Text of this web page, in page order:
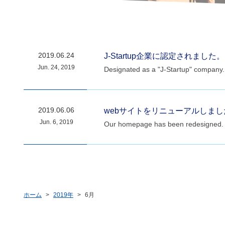
2019.06.24
Jun. 24, 2019
J-Startup企業に認定されました。
Designated as a "J-Startup" company.
2019.06.06
Jun. 6, 2019
webサイトをリニューアルしま
Our homepage has been redesigned.
ホーム 2019年 6月